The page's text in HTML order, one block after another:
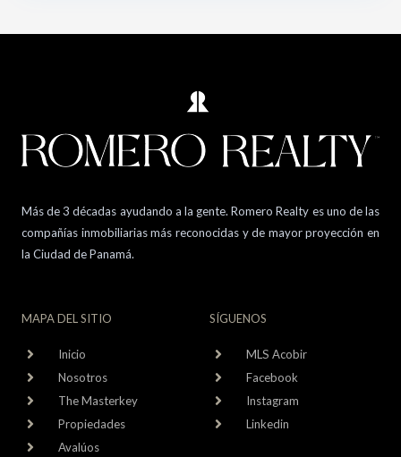
Más de 3 décadas ayudando a la gente. Romero Realty es uno de las
compañías inmobiliarias más reconocidas y de mayor proyección en
la Ciudad de Panamá.
MAPA DEL SITIO
Inicio
Nosotros
The Masterkey
Propiedades
Avalúos
SÍGUENOS
MLS Acobir
Facebook
Instagram
Linkedin